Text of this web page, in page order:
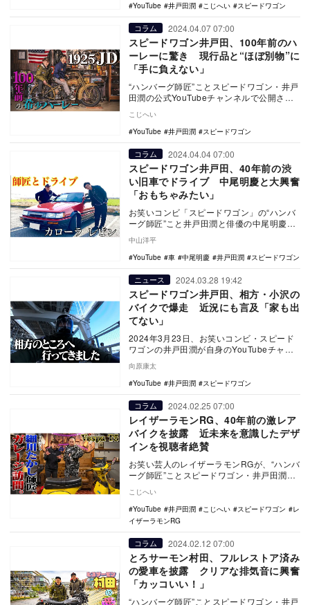
YouTube
井戸田潤 こじへい スピードワゴン
コラム 2024.04.07 07:00
スピードワゴン井戸田、100年前のハ
ーレーに驚き 現行品と“ほぼ別物”に
「手に負えない」
“ハンバーグ師匠”ことスピードワゴン・井戸
田潤の公式YouTubeチャンネルで公開され
ー…
こじへい
YouTube
井戸田潤 スピードワゴン
コラム 2024.04.04 07:00
スピードワゴン井戸田、40年前の渋
い旧車でドライブ 中尾明慶と大興奮
「おもちゃみたい」
お笑いコンビ「スピードワゴン」の“ハンバ
ーグ師匠”こと井戸田潤と俳優の中尾明慶が
2024年4月20日、それぞれYouTubeチャ…
中山洋平
YouTube
車 中尾明慶 井戸田潤 スピードワゴン
ニュース 2024.03.28 19:42
スピードワゴン井戸田、相方・小沢の
バイクで爆走 近況にも言及「家も出
てない」
2024年3月23日、お笑いコンビ・スピード
ワゴンの井戸田潤が自身のYouTubeチャン
向原康太
YouTube
井戸田潤 スピードワゴン
コラム 2024.02.25 07:00
レイザーラモンRG、40年前の激レア
バイクを披露 近未来を意識したデザ
インを視聴者絶賛
お笑い芸人のレイザーラモンRGが、“ハンバ
ーグ師匠”ことスピードワゴン・井戸田潤の
演…
こじへい
YouTube
井戸田潤 こじへい スピードワゴン
レ
イザーラモンRG
コラム 2024.02.12 07:00
とろサーモン村田、フルレストア済み
の愛車を披露 クリアな排気音に興奮
「カッコいい！」
“ハンバーグ師匠”ことスピードワゴン・井戸